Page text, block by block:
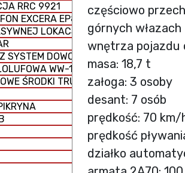
RRC 9921
EXCERA EP8100
LOKACJI SPL (RADAR
SYSTEM DOWODZENIA I KIEROWANIA
WW-15
ŚRODKI TRUJĄCE (BST)
częściowo
górnych
wnętrza pojazdu
masa: 18,7 t
załoga: 3 osoby
desant: 7 osób
prędkość: 70 km/
prędkość
działko